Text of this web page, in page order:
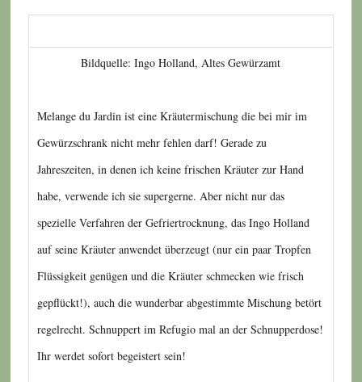
Bildquelle: Ingo Holland, Altes Gewürzamt
Melange du Jardin ist eine Kräutermischung die bei mir im
Gewürzschrank nicht mehr fehlen darf! Gerade zu
Jahreszeiten, in denen ich keine frischen Kräuter zur Hand
habe, verwende ich sie supergerne. Aber nicht nur das
spezielle Verfahren der Gefriertrocknung, das Ingo Holland
auf seine Kräuter anwendet überzeugt (nur ein paar Tropfen
Flüssigkeit genügen und die Kräuter schmecken wie frisch
gepflückt!), auch die wunderbar abgestimmte Mischung betört
regelrecht. Schnuppert im Refugio mal an der Schnupperdose!
Ihr werdet sofort begeistert sein!